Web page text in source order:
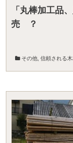
「丸棒加工品
売 ？
その他 信頼される